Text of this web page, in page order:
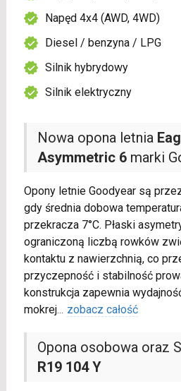
Nowa opona letnia
Asymmetric 6marki
Opony letnie Goodyear są
gdy średnia dobowa
przekracza 7°C. Płaski
ograniczoną liczbą rowków
kontaktu z nawierzchnią, co
przyczepność i stabilność
konstrukcja zapewnia
mokrej... zobacz całość
Opona osobowa oraz
R19 104 Y
Napęd 4x4 (AWD, 4WD)
Diesel / benzyna / LPG
Silnik hybrydowy
Silnik elektryczny